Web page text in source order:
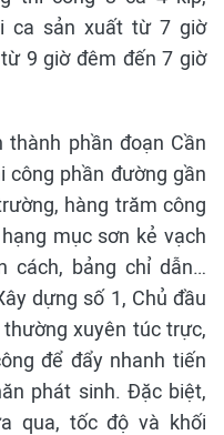
ca sản xuất từ 7 giờ
9 giờ đêm đến 7 giờ
thành phần đoạn Cần
công phần đường gần
hàng trăm công
mục sơn kẻ vạch
cách, bảng chỉ dẫn…
dựng số 1, Chủ đầu
xuyên túc trực,
để đẩy nhanh tiến
phát sinh. Đặc biệt,
qua, tốc độ và khối